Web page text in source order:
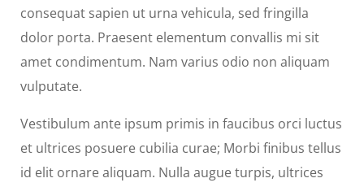
consequat sapien ut urna vehicula, sed fringilla
dolor porta. Praesent elementum convallis mi sit
amet condimentum. Nam varius odio non aliquam
vulputate.
Vestibulum ante ipsum primis in faucibus orci luctus
et ultrices posuere cubilia curae; Morbi finibus tellus
id elit ornare aliquam. Nulla augue turpis, ultrices